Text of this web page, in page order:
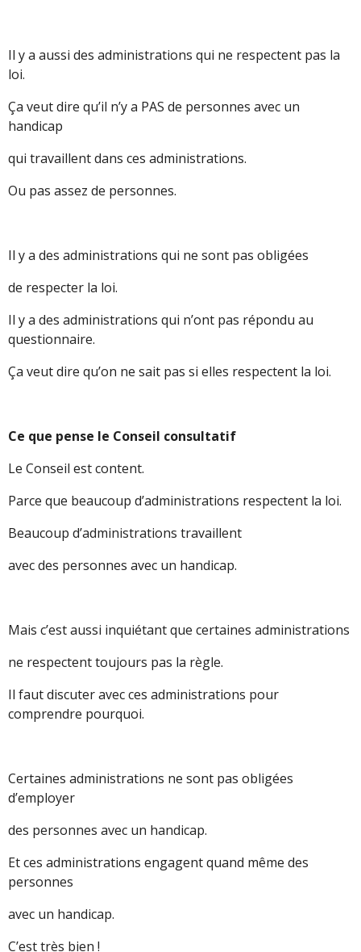
Il y a aussi des administrations qui ne respectent pas la
loi.
Ça veut dire qu’il n’y a PAS de personnes avec un
handicap
qui travaillent dans ces administrations.
Ou pas assez de personnes.
Il y a des administrations qui ne sont pas obligées
de respecter la loi.
Il y a des administrations qui n’ont pas répondu au
questionnaire.
Ça veut dire qu’on ne sait pas si elles respectent la loi.
Ce que pense le Conseil consultatif
Le Conseil est content.
Parce que beaucoup d’administrations respectent la loi.
Beaucoup d’administrations travaillent
avec des personnes avec un handicap.
Mais c’est aussi inquiétant que certaines administrations
ne respectent toujours pas la règle.
Il faut discuter avec ces administrations pour
comprendre pourquoi.
Certaines administrations ne sont pas obligées
d’employer
des personnes avec un handicap.
Et ces administrations engagent quand même des
personnes
avec un handicap.
C’est très bien !